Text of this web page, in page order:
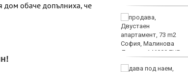
дом обаче допълниха, че